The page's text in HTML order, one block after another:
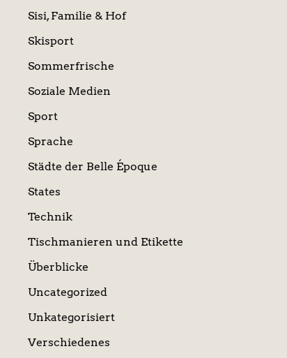
Sisi, Familie & Hof
Skisport
Sommerfrische
Soziale Medien
Sport
Sprache
Städte der Belle Époque
States
Technik
Tischmanieren und Etikette
Überblicke
Uncategorized
Unkategorisiert
Verschiedenes